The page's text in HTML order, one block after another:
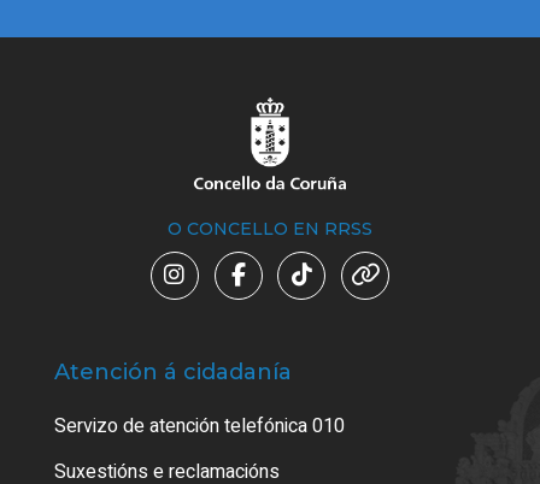
O CONCELLO EN RRSS
Atención á cidadanía
Servizo de atención telefónica 010
Suxestións e reclamacións